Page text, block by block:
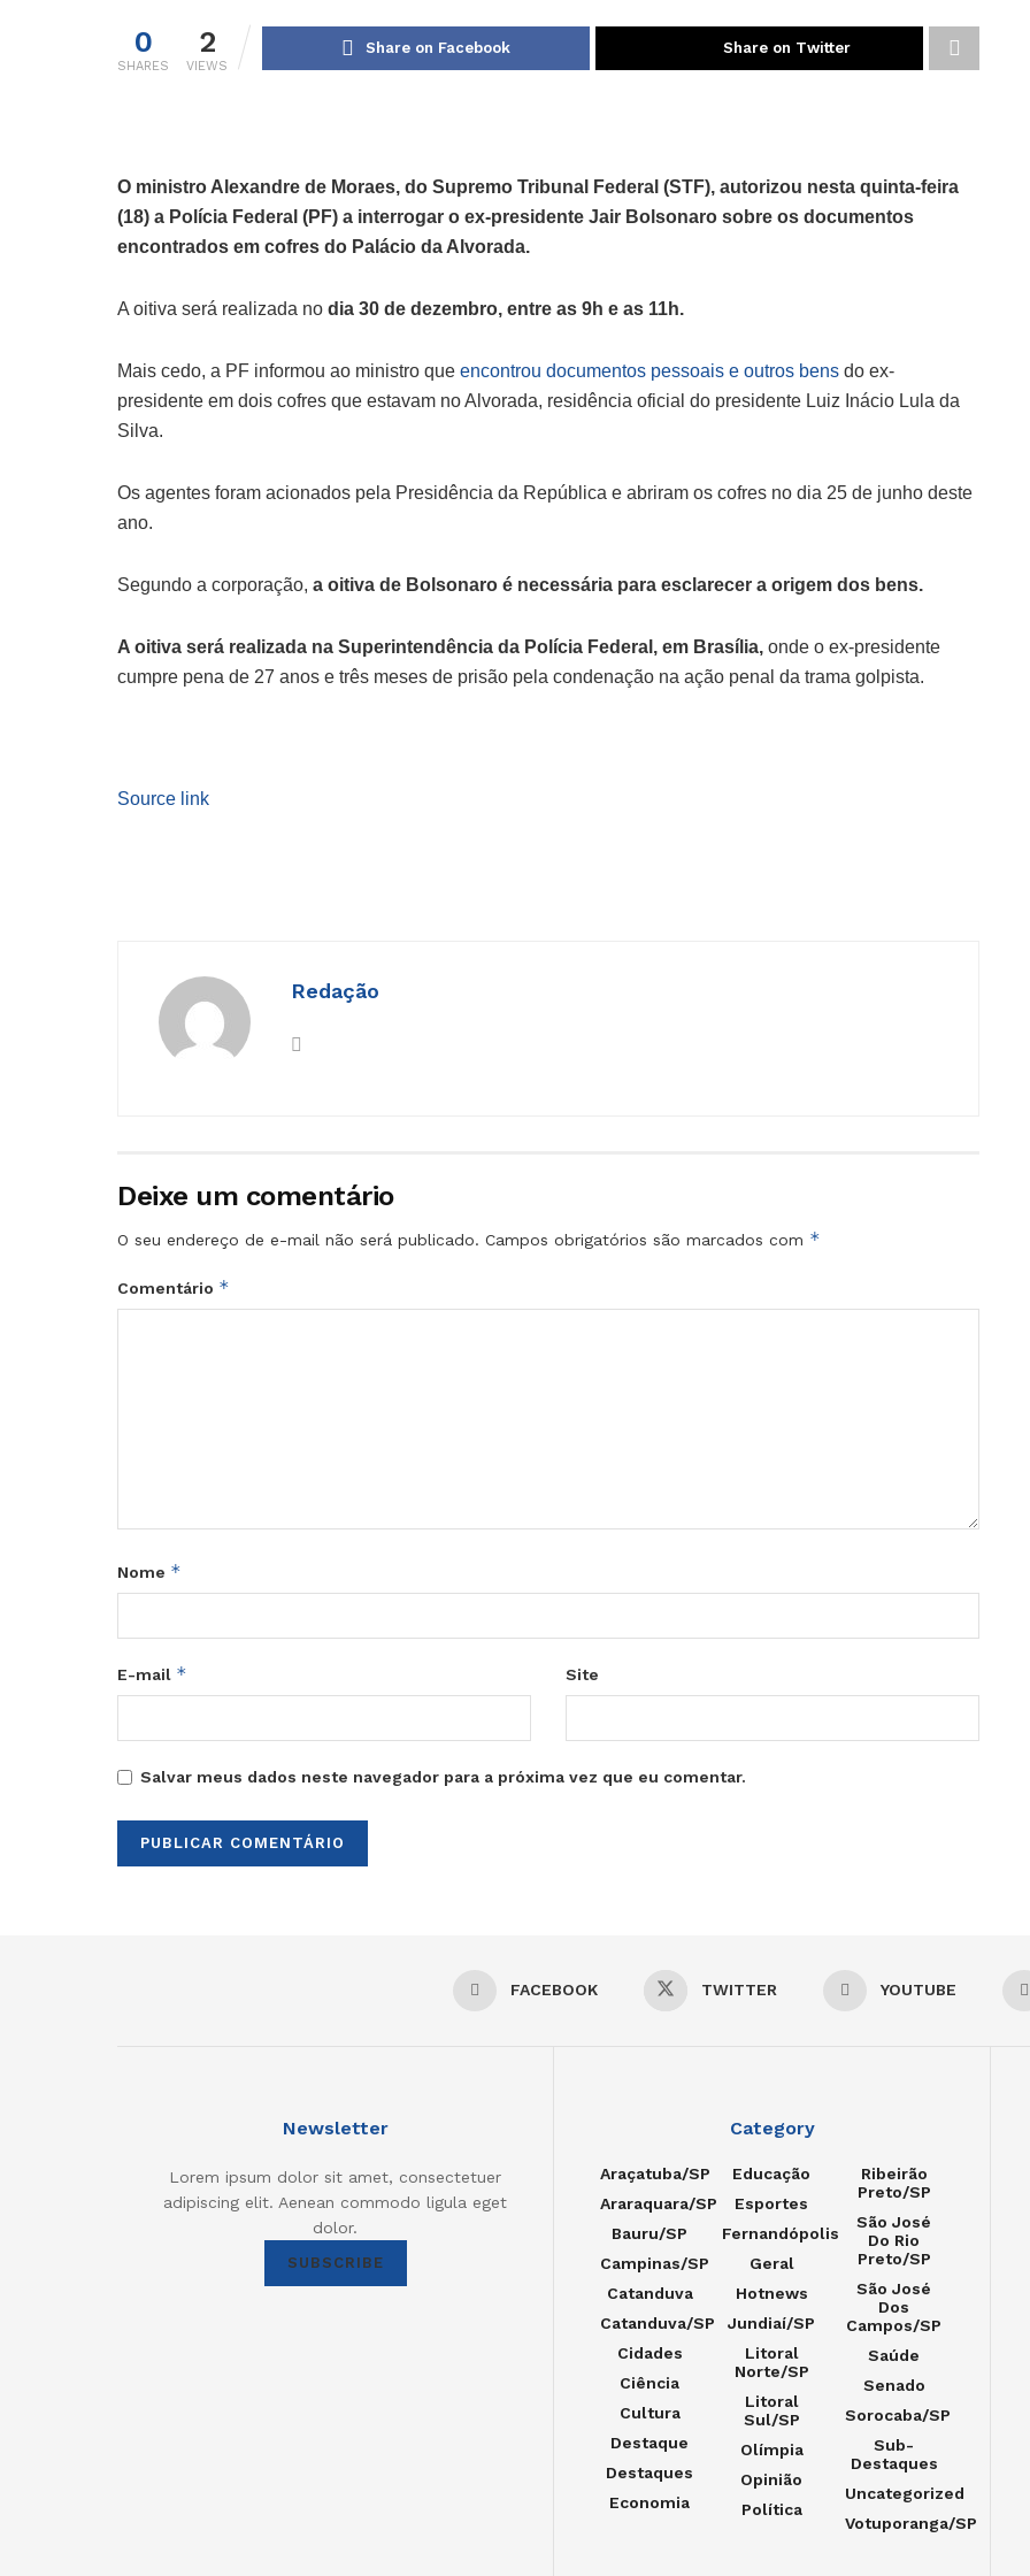
0
SHARES
2
VIEWS
Share on Facebook Share on Twitter
O ministro Alexandre de Moraes, do Supremo Tribunal Federal (STF), autorizou nesta quinta-feira
(18) a Polícia Federal (PF) a interrogar o ex-presidente Jair Bolsonaro sobre os documentos
encontrados em cofres do Palácio da Alvorada.
A oitiva será realizada no dia 30 de dezembro, entre as 9h e as 11h.
Mais cedo, a PF informou ao ministro que encontrou documentos pessoais e outros bens do ex-
presidente em dois cofres que estavam no Alvorada, residência oficial do presidente Luiz Inácio Lula da
Silva.
Os agentes foram acionados pela Presidência da República e abriram os cofres no dia 25 de junho deste
ano.
Segundo a corporação, a oitiva de Bolsonaro é necessária para esclarecer a origem dos bens.
A oitiva será realizada na Superintendência da Polícia Federal, em Brasília, onde o ex-presidente
cumpre pena de 27 anos e três meses de prisão pela condenação na ação penal da trama golpista.
Source link
Redação
Deixe um comentário
O seu endereço de e-mail não será publicado. Campos obrigatórios são marcados com *
Comentário *
Nome *
E-mail * Site
Salvar meus dados neste navegador para a próxima vez que eu comentar.
FACEBOOK TWITTER YOUTUBE
Newsletter
Lorem ipsum dolor sit amet, consectetuer
adipiscing elit. Aenean commodo ligula eget
dolor.
SUBSCRIBE
Category
Araçatuba/SP
Araraquara/SP
Bauru/SP
Campinas/SP
Catanduva
Catanduva/SP
Cidades
Ciência
Cultura
Destaque
Destaques
Economia
Educação
Esportes
Fernandópolis
Geral
Hotnews
Jundiaí/SP
Litoral
Norte/SP
Litoral
Sul/SP
Olímpia
Opinião
Política
Ribeirão
Preto/SP
São José
Do Rio
Preto/SP
São José
Dos
Campos/SP
Saúde
Senado
Sorocaba/SP
Sub-
Destaques
Uncategorized
Votuporanga/SP